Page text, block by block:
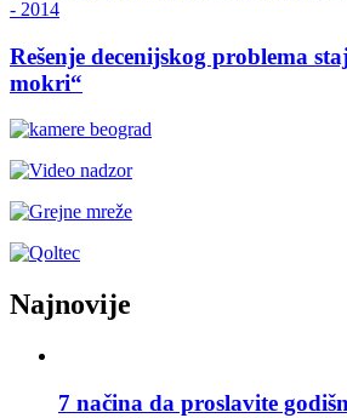
Rešenje decenijskog problema
mokri“
Najnovije
7 načina da proslavite